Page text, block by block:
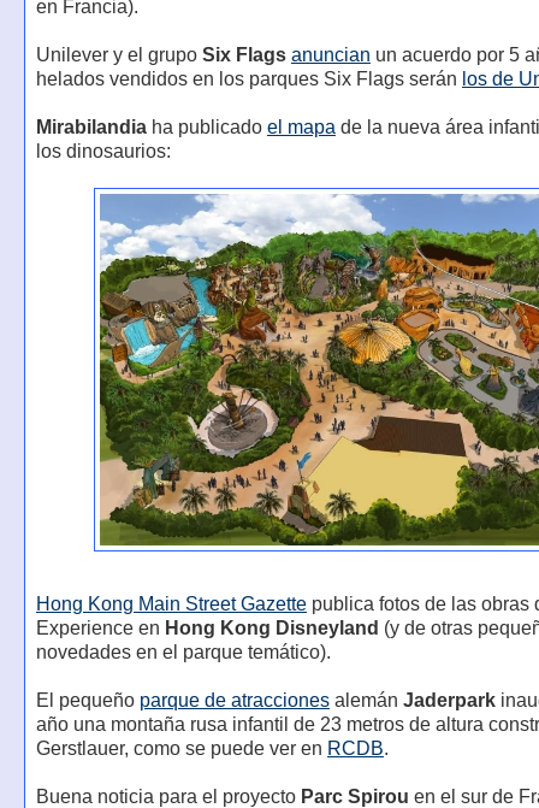
en Francia).
Unilever y el grupo Six Flags anuncian un acuerdo por 5
helados vendidos en los parques Six Flags serán los de
Mirabilandiaha publicado el mapa de la nueva área
los dinosaurios:
Hong Kong Main Street Gazettepublica fotos de las obras
Experience en Hong Kong Disneyland (y de otras
novedades en el parque temático).
El pequeño parque de atraccionesalemán Jaderpark
año una montaña rusa infantil de 23 metros de altura
Gerstlauer, como se puede ver en RCDB.
Buena noticia para el proyecto Parc Spirou en el sur de